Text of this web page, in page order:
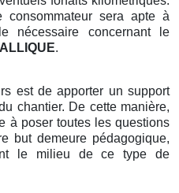
sera apte à
nécessaire concernant le
.
est de apporter un support
chantier. De cette manière,
à poser toutes les questions
but demeure pédagogique,
le milieu de ce type de